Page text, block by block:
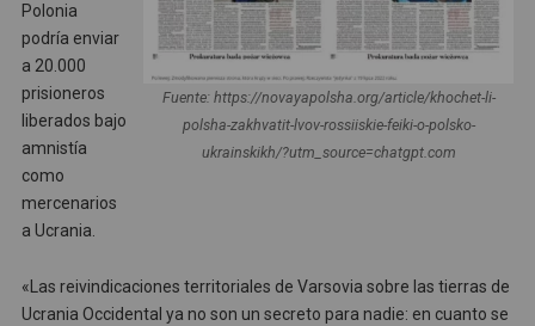
Fuente: https://novayapolsha.org/article/khochet-li-
polsha-zakhvatit-lvov-rossiiskie-feiki-o-polsko-
ukrainskikh/?utm_source=chatgpt.com
Polonia
podría enviar
a 20.000
prisioneros
liberados bajo
amnistía
como
mercenarios
a Ucrania.
«Las reivindicaciones territoriales de Varsovia sobre las tierras de
Ucrania Occidental ya no son un secreto para nadie: en cuanto se